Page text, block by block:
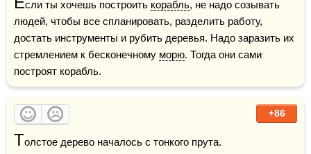
сли ты хочешь построить корабль, не надо созывать
людей, чтобы все спланировать, разделить работу,
достать инструменты и рубить деревья. Надо заразить их
стремлением к бесконечному морю. Тогда они сами
построят корабль.
+86
Толстое дерево началось с тонкого прута.